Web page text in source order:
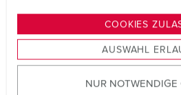
s
u
COOKIES
AUSWAHL
NUR NOTWENDIGE